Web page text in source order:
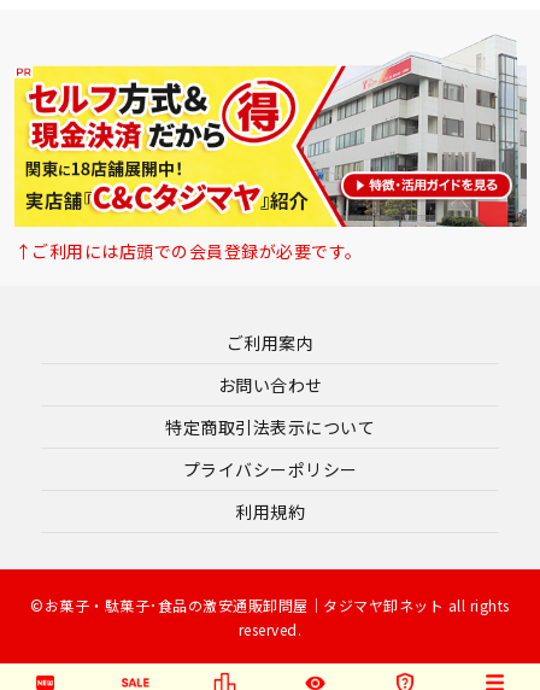
↑ご利用には店頭での会員登録が必要です。
ご利用案内
お問い合わせ
特定商取引法表示について
プライバシーポリシー
利用規約
©お菓子・駄菓子･食品の激安通販卸問屋｜タジマヤ卸ネット all rights
reserved.